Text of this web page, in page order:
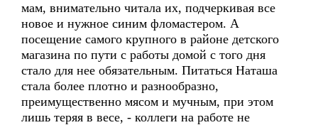
мам, внимательно читала их, подчеркивая все
новое и нужное синим фломастером. А
посещение самого крупного в районе детского
магазина по пути с работы домой с того дня
стало для нее обязательным. Питаться Наташа
стала более плотно и разнообразно,
преимущественно мясом и мучным, при этом
лишь теряя в весе, - коллеги на работе не